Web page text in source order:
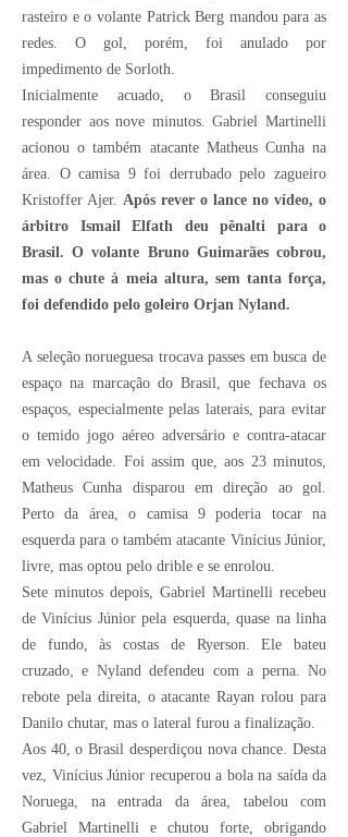
rasteiro e o volante Patrick Berg mandou para as
redes. O gol, porém, foi anulado por
impedimento de Sorloth.
Inicialmente acuado, o Brasil conseguiu
responder aos nove minutos. Gabriel Martinelli
acionou o também atacante Matheus Cunha na
área. O camisa 9 foi derrubado pelo zagueiro
Kristoffer Ajer. Após rever o lance no vídeo, o
árbitro Ismail Elfath deu pênalti para o
Brasil. O volante Bruno Guimarães cobrou,
mas o chute à meia altura, sem tanta força,
foi defendido pelo goleiro Orjan Nyland.
A seleção norueguesa trocava passes em busca de
espaço na marcação do Brasil, que fechava os
espaços, especialmente pelas laterais, para evitar
o temido jogo aéreo adversário e contra-atacar
em velocidade. Foi assim que, aos 23 minutos,
Matheus Cunha disparou em direção ao gol.
Perto da área, o camisa 9 poderia tocar na
esquerda para o também atacante Vinícius Júnior,
livre, mas optou pelo drible e se enrolou.
Sete minutos depois, Gabriel Martinelli recebeu
de Vinícius Júnior pela esquerda, quase na linha
de fundo, às costas de Ryerson. Ele bateu
cruzado, e Nyland defendeu com a perna. No
rebote pela direita, o atacante Rayan rolou para
Danilo chutar, mas o lateral furou a finalização.
Aos 40, o Brasil desperdiçou nova chance. Desta
vez, Vinícius Júnior recuperou a bola na saída da
Noruega, na entrada da área, tabelou com
Gabriel Martinelli e chutou forte, obrigando